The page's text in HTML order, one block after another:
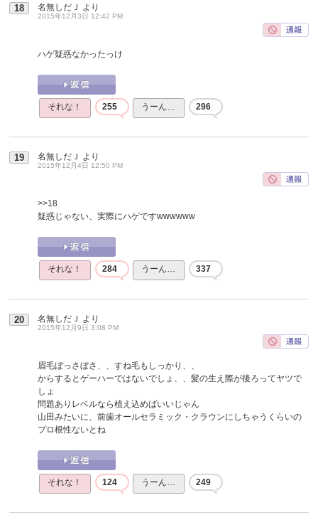
18 名無しだＪ より
2015年12月3日 12:42 PM
ハゲ疑惑なかったっけ
それな！ 255 うーん… 296
19 名無しだＪ より
2015年12月4日 12:50 PM
>>18
疑惑じゃない、実際にハゲですwwwwww
それな！ 284 うーん… 337
20 名無しだＪ より
2015年12月9日 3:08 PM
眉毛ぼっさぼさ、、すね毛もしっかり、、
からするとゲーハーではないでしょ、、髪の生え際が後ろってヤツで
しょ
問題ありレベルなら植え込めばいいじゃん
山田みたいに、前歯オールセラミック・クラウンにしちゃうくらいの
プロ根性ないとね
それな！ 124 うーん… 249